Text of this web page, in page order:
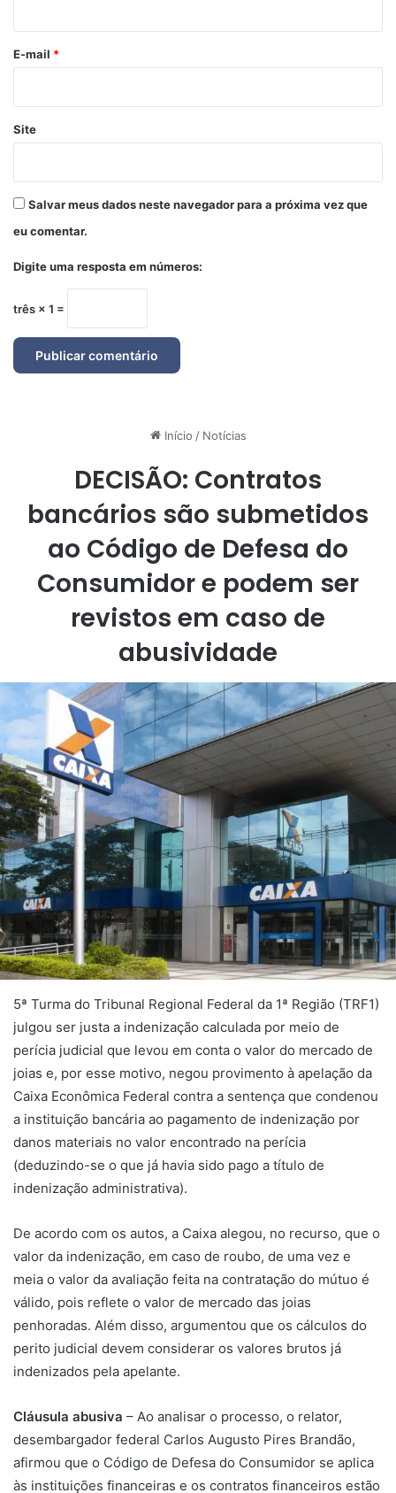
*
E-mail *
Site
Salvar meus dados neste navegador para a próxima vez que
eu comentar.
Digite uma resposta em números:
três × 1 =